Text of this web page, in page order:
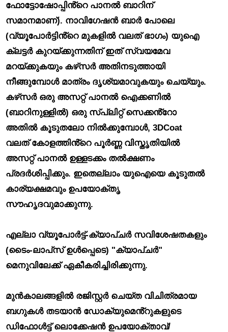
ഫോട്ടോഷോപ്പിൻ്റെ പാനൽ ബാറിന്
സമാനമാണ്). നാവിഗേഷൻ ബാർ പോലെ
(വ്യൂപോർട്ടിൻ്റെ മുകളിൽ വലത് ഭാഗം) യുഐ
ക്ലട്ടർ കുറയ്ക്കുന്നതിന് ഇത് സ്വയമേവ
മറയ്ക്കുകയും കഴ്‌സർ അതിനടുത്തായി
നീങ്ങുമ്പോൾ മാത്രം ദൃശ്യമാവുകയും ചെയ്യും.
കഴ്‌സർ ഒരു അസറ്റ് പാനൽ ഐക്കണിൽ
(ബാറിനുള്ളിൽ) ഒരു സ്പ്ലിറ്റ് സെക്കൻ്റോ
അതിൽ കൂടുതലോ നിൽക്കുമ്പോൾ, 3DCoat
വലത് കോളത്തിൻ്റെ പൂർണ്ണ വിസ്തൃതിയിൽ
അസറ്റ് പാനൽ ഉള്ളടക്കം തൽക്ഷണം
പ്രദർശിപ്പിക്കും. ഇതെല്ലാം യുഐയെ കൂടുതൽ
കാര്യക്ഷമവും ഉപയോക്തൃ
സൗഹൃദവുമാക്കുന്നു.
എല്ലാ വ്യൂപോർട്ട്-ക്യാപ്‌ചർ സവിശേഷതകളും
(ടൈം-ലാപ്‌സ് ഉൾപ്പെടെ) "ക്യാപ്‌ചർ"
മെനുവിലേക്ക് ഏകീകരിച്ചിരിക്കുന്നു.
മുൻകാലങ്ങളിൽ രജിസ്റ്റർ ചെയ്ത വിചിത്രമായ
ബഗുകൾ തടയാൻ ഡോക്യുമെൻ്റുകളുടെ
ഡിഫോൾട്ട് ലൊക്കേഷൻ ഉപയോക്താവ്/